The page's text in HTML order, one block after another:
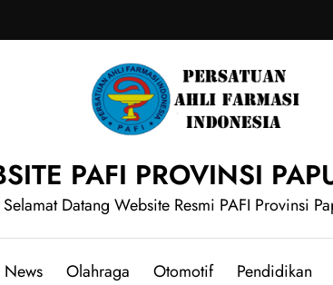
PAFI PROVINSI
Selamat Datang Website Resmi PAFI Provinsi
News Olahraga Otomotif Pendidikan